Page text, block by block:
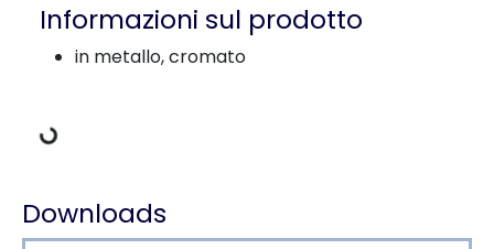
Informazioni sul prodotto
in metallo, cromato
Dati di carico
Downloads